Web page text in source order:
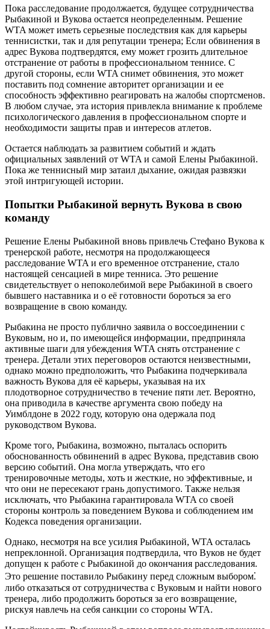
Пока расследование продолжается, будущее сотрудничества
Рыбакиной и Вукова остается неопределенным. Решение
WTA может иметь серьезные последствия как для карьеры
теннисистки, так и для репутации тренера; Если обвинения в
адрес Вукова подтвердятся, ему может грозить длительное
отстранение от работы в профессиональном теннисе. С
другой стороны, если WTA снимет обвинения, это может
поставить под сомнение авторитет организации и ее
способность эффективно реагировать на жалобы спортсменов.
В любом случае, эта история привлекла внимание к проблеме
психологического давления в профессиональном спорте и
необходимости защиты прав и интересов атлетов.
Остается наблюдать за развитием событий и ждать
официальных заявлений от WTA и самой Елены Рыбакиной.
Пока же теннисный мир затаил дыхание, ожидая развязки
этой интригующей истории.
Попытки Рыбакиной вернуть Вукова в свою
команду
Решение Елены Рыбакиной вновь привлечь Стефано Вукова к
тренерской работе, несмотря на продолжающееся
расследование WTA и его временное отстранение, стало
настоящей сенсацией в мире тенниса. Это решение
свидетельствует о непоколебимой вере Рыбакиной в своего
бывшего наставника и о её готовности бороться за его
возвращение в свою команду.
Рыбакина не просто публично заявила о воссоединении с
Вуковым, но и, по имеющейся информации, предприняла
активные шаги для убеждения WTA снять отстранение с
тренера. Детали этих переговоров остаются неизвестными,
однако можно предположить, что Рыбакина подчеркивала
важность Вукова для её карьеры, указывая на их
плодотворное сотрудничество в течение пяти лет. Вероятно,
она приводила в качестве аргумента свою победу на
Уимблдоне в 2022 году, которую она одержала под
руководством Вукова.
Кроме того, Рыбакина, возможно, пыталась оспорить
обоснованность обвинений в адрес Вукова, представив свою
версию событий. Она могла утверждать, что его
тренировочные методы, хоть и жесткие, но эффективные, и
что они не пересекают грань допустимого. Также нельзя
исключать, что Рыбакина гарантировала WTA со своей
стороны контроль за поведением Вукова и соблюдением им
Кодекса поведения организации.
Однако, несмотря на все усилия Рыбакиной, WTA осталась
непреклонной. Организация подтвердила, что Вуков не будет
допущен к работе с Рыбакиной до окончания расследования.
Это решение поставило Рыбакину перед сложным выбором⁚
либо отказаться от сотрудничества с Вуковым и найти нового
тренера, либо продолжить бороться за его возвращение,
рискуя навлечь на себя санкции со стороны WTA.